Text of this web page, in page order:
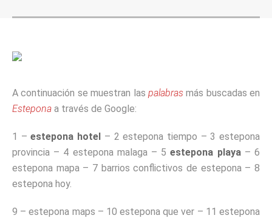
A continuación se muestran las palabras más buscadas en
Estepona a través de Google:
1 –estepona hotel – 2 estepona tiempo – 3 estepona
provincia – 4 estepona malaga – 5estepona playa– 6
estepona mapa – 7 barrios conflictivos de estepona – 8
estepona hoy.
9 – estepona maps – 10 estepona que ver – 11 estepona